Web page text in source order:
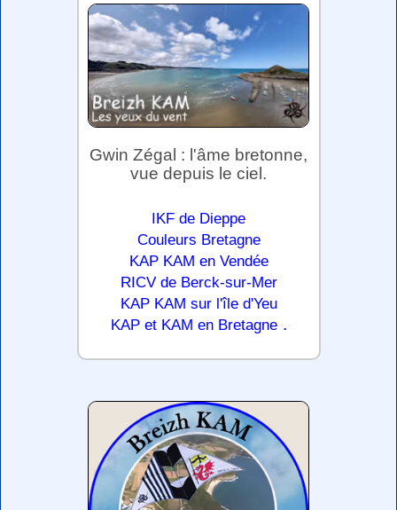
Gwin Zégal : l'âme bretonne,
vue depuis le ciel.
IKF de Dieppe
Couleurs Bretagne
KAP KAM en Vendée
RICV de Berck-sur-Mer
KAP KAM sur l'île d'Yeu
KAP et KAM en Bretagne .